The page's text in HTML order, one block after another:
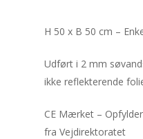
H 50 x B 50 cm –
Udført i 2 mm
ikke reflekterende
CE Mærket –
fra Vejdirektoratet